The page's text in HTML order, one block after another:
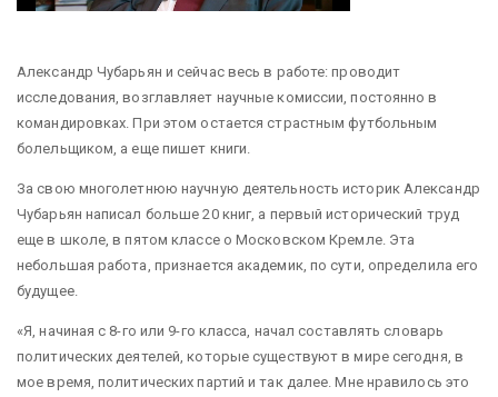
Александр Чубарьян и сейчас весь в работе: проводит
исследования, возглавляет научные комиссии, постоянно в
командировках. При этом остается страстным футбольным
болельщиком, а еще пишет книги.
За свою многолетнюю научную деятельность историк Александр
Чубарьян написал больше 20 книг, а первый исторический труд
еще в школе, в пятом классе о Московском Кремле. Эта
небольшая работа, признается академик, по сути, определила его
будущее.
«Я, начиная с 8-го или 9-го класса, начал составлять словарь
политических деятелей, которые существуют в мире сегодня, в
мое время, политических партий и так далее. Мне нравилось это